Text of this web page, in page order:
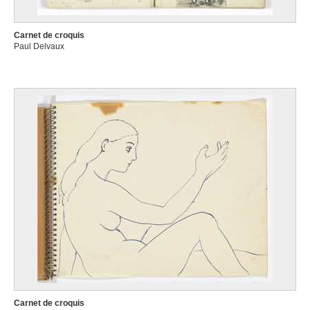
Aarau (Suisse) 1703 - Emmerik (Allemagne) 1780
De Belleroche Albert
Swansea (Pays de Galles, Royaume-Uni) 1864 - Rustington, West-Sussex
Aarau (Suisse) 1703 - Clèves, Rhénanie du Nord-Westphalie (Allemagne)
de Bièfve Edouard
Bruxelles 1808 - 1882
De Bièvre Marie
Saint-Josse-ten-Noode / Bruxelles 1865 - Ixelles / Bruxelles 1940
de Bisschop Jan
Amsterdam (Pays-Bas) 1628 - Den Haag (Pays-Bas) 1671
De Block Eugène François
Grammont 1812 - Anvers 1893
de Bloot Pieter
Rotterdam (Pays-Bas) 1601 - 1658
Carnet de croquis
Paul Delvaux
Carnet de croquis